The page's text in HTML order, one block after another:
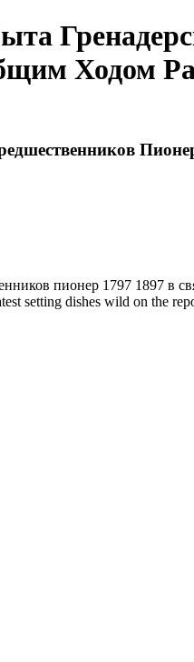
Ходом
пионер 1797 1897 в
setting dishes wild on the